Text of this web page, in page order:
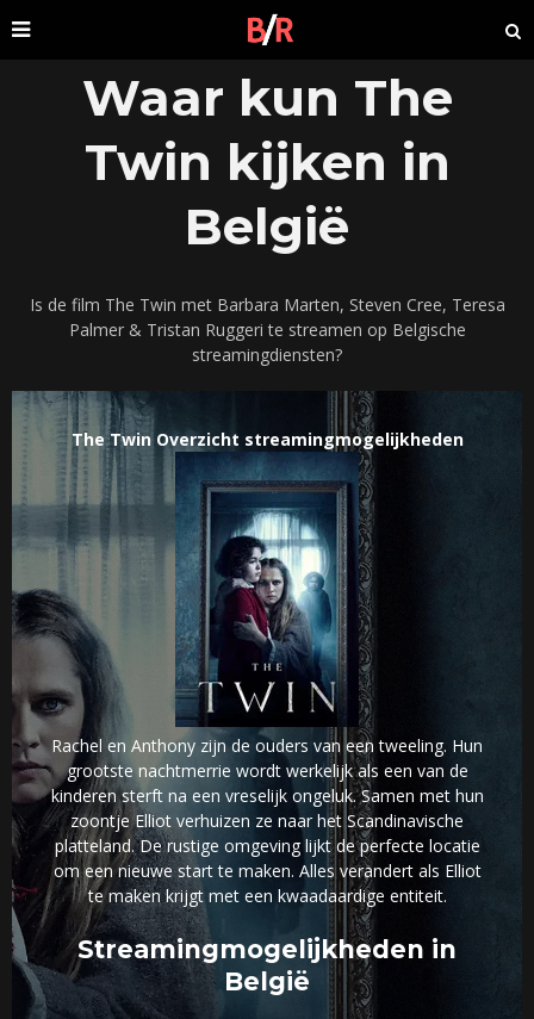
Waar kun The
Twin kijken in
België
Is de film The Twin met Barbara Marten, Steven Cree, Teresa
Palmer & Tristan Ruggeri te streamen op Belgische
streamingdiensten?
The Twin Overzicht streamingmogelijkheden
Rachel en Anthony zijn de ouders van een tweeling. Hun
grootste nachtmerrie wordt werkelijk als een van de
kinderen sterft na een vreselijk ongeluk. Samen met hun
zoontje Elliot verhuizen ze naar het Scandinavische
platteland. De rustige omgeving lijkt de perfecte locatie
om een nieuwe start te maken. Alles verandert als Elliot
te maken krijgt met een kwaadaardige entiteit.
Streamingmogelijkheden in
België